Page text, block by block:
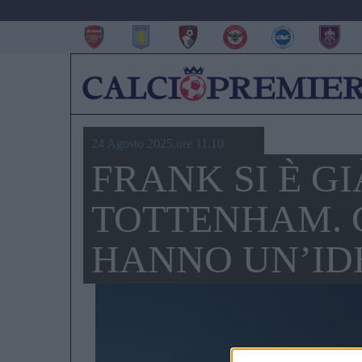
24 Agosto 2025,ore 11.10
FRANK SI È
TOTTENHAM.
HANNO